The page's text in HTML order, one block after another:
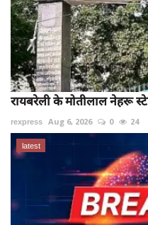
रायबरेली के मोतीलाल नेहरू
rexpress Aug 6, 2026 0 24
latest